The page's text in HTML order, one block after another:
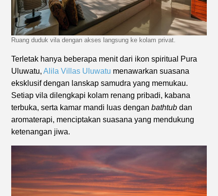
Ruang duduk vila dengan akses langsung ke kolam privat.
Terletak hanya beberapa menit dari ikon spiritual Pura
Uluwatu, Alila Villas Uluwatu menawarkan suasana
eksklusif dengan lanskap samudra yang memukau.
Setiap vila dilengkapi kolam renang pribadi, kabana
terbuka, serta kamar mandi luas dengan bathtub dan
aromaterapi, menciptakan suasana yang mendukung
ketenangan jiwa.